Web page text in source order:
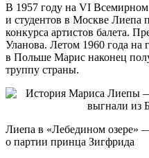
В 1957 году на VI
и студентов в Москве Лиепа
конкурса артистов балета.
Уланова. Летом 1960 года на
в Польше Марис наконец
труппу страны.
Лиепа в «Лебедином
о партии принца Зигфрида